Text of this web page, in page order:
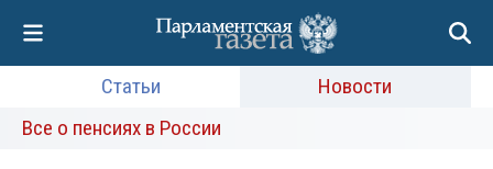
Статьи
Новости
Все о пенсиях в России